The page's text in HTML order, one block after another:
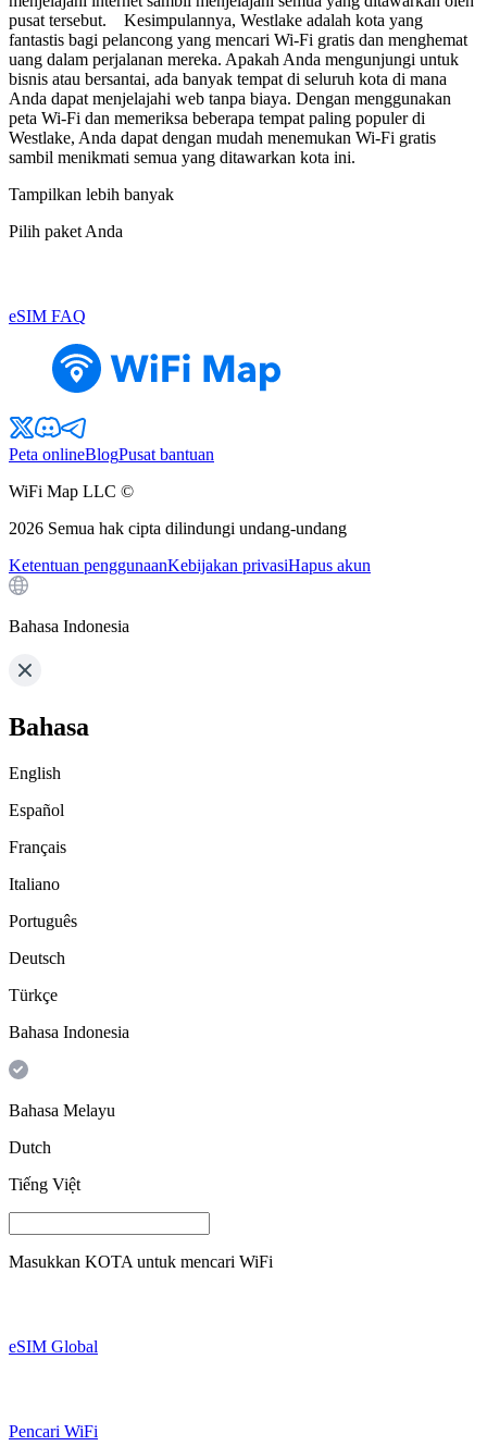
pusat tersebut. Kesimpulannya, Westlake adalah kota yang
fantastis bagi pelancong yang mencari Wi-Fi gratis dan menghemat
uang dalam perjalanan mereka. Apakah Anda mengunjungi untuk
bisnis atau bersantai, ada banyak tempat di seluruh kota di mana
Anda dapat menjelajahi web tanpa biaya. Dengan menggunakan
peta Wi-Fi dan memeriksa beberapa tempat paling populer di
Westlake, Anda dapat dengan mudah menemukan Wi-Fi gratis
sambil menikmati semua yang ditawarkan kota ini.
Tampilkan lebih banyak
Pilih paket Anda
eSIM FAQ
Peta onlineBlogPusat bantuan
WiFi Map LLC ©
2026 Semua hak cipta dilindungi undang-undang
Ketentuan penggunaanKebijakan privasiHapus akun
Bahasa Indonesia
Bahasa
English
Español
Français
Italiano
Português
Deutsch
Türkçe
Bahasa Indonesia
Bahasa Melayu
Dutch
Tiếng Việt
Masukkan KOTA untuk mencari WiFi
eSIM Global
Pencari WiFi